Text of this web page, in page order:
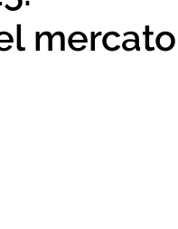
mercato